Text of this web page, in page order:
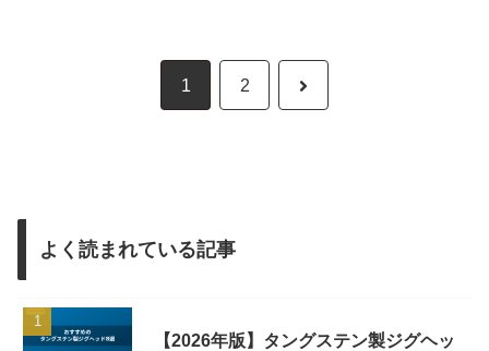
1 2
よく読まれている記事
【2026年版】タングステン製ジグヘッ